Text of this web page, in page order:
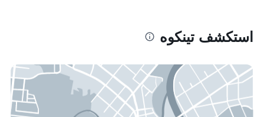
استكشف تينكوه